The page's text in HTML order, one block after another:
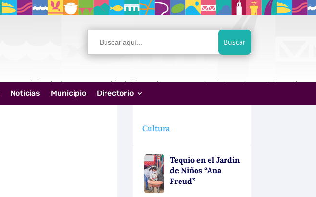
Buscar:
Noticias Municipio Directorio
Cultura
Tequio en el Jardín
de Niños “Ana
Freud”